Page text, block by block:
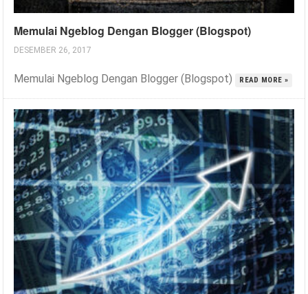
Memulai Ngeblog Dengan Blogger (Blogspot)
DESEMBER 26, 2017
Memulai Ngeblog Dengan Blogger (Blogspot) READ MORE »